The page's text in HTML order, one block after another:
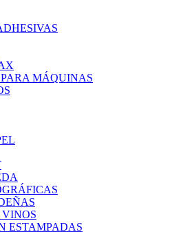
MÁQUINAS
ESTAMPADAS